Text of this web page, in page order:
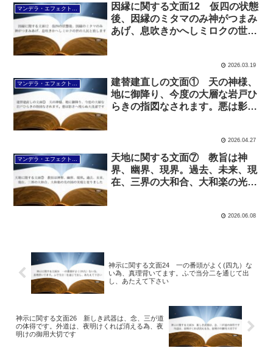
因縁に関する文面12 仮四の状態
後、因縁のミタマのみ神がつまみ
あげ、息吹きかへしミロクの世の
2026.03.19
マンデラ・エフェクト文面（2025年6月24日～
建替建直しの文面① 天の神様、
地に御降り、今度の大層な岩戸ひ
らきの指図なされます。悪は影さ
2026.04.27
天地に関する文面⑦ 教旨は神
界、幽界、現界。過去、未来、現
在、三界の大和合、大和楽の光の
2026.06.08
神示に関する文面24 一の番頭がよく(四九）な
い為、真理背いてます。ふで当分二を通じて出
し、あたえて下さい
神示に関する文面26 新しき武器は、念、三が道
の体得です。外道は、夜明けくれば消える為、夜
明けの御用大切です